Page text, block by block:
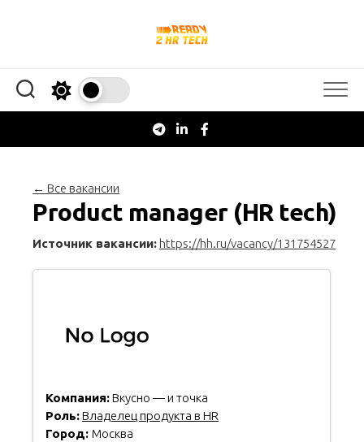
← Все вакансии
Product manager (HR tech)
Источник вакансии: https://hh.ru/vacancy/131754527
Компания:Вкусно — и точка
Роль:Владелец продукта в HR
Город: Москва